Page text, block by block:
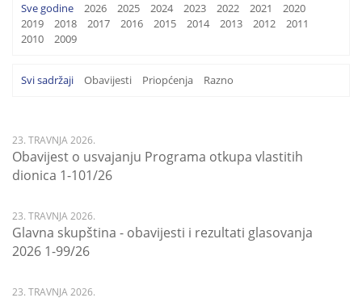
Sve godine 2026 2025 2024 2023 2022 2021
2020
2019
2018 2017 2016 2015 2014 2013 2012
2011
2010
2009
Svi sadržaji Obavijesti Priopćenja Razno
23. TRAVNJA 2026.
Obavijest o usvajanju Programa otkupa vlastitih
dionica 1-101/26
23. TRAVNJA 2026.
Glavna skupština - obavijesti i rezultati glasovanja
2026 1-99/26
23. TRAVNJA 2026.